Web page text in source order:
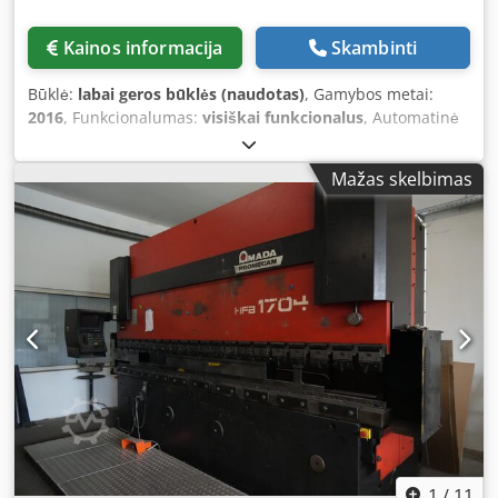
funkcijų yra įtraukti į komplektaciją. Lenkimo presas buvo
reguliariai prižiūrimas ir tinkamai aptarnautas. Visos
priežiūros, saugos patikrinimai (UVV), hidraulinio aliejaus
keitimas ir kiti priežiūros darbai buvo dokumentuoti. Yra
naudojimo instrukcija ir priežiūros dokumentai. Šiuo metu
mašina vis dar naudojama gamybos procese, ir ją galima
apžiūrėti po susitarimo. Techniniai duomenys:
·Gamintojas: AMADA ·Tipas: HFE 3L 2204L „Long Stroke“
·Pagamintas: 2015 m. gruodį (2016 m. modelis) ·Spaudimo
jėga: 220 t (2 200 kN) ·Lenkimo ilgis: 4280 mm ·Atstumas
tarp stulpų: 3760 mm ·Išsikišimas: 420 mm ·Eiga: 350 mm
(„Long Stroke“) ·Atidarymas: 620 mm ·Stalo plotis: 180 mm
·CNC ašys: 8 (Y1, Y2, X1, X2, R1, R2, Z1, Z2) ·Valdymo
sistema: AMADA AMNC 3i Multi Media ·Mašinos svoris:
apie 18 000 kg ·Prisijungimo galia: 25,5 kW ·Darbinė
įtampa: 400 V / 50 Hz Šis AMADA HFE 3L 2204L apjungia
pažangiausias CNC technologijas, didelį tikslumą ir platų
aukštos kokybės įrangos komplektą. Dėl puikios jo būklės,
dokumentuotos priežiūros istorijos ir galingos „Long
Stroke“ konstrukcijos, tai yra puiki investicija įmonėms,
Kainos informacija Skambinti
Būklė: labai geros būklės (naudotas), Gamybos metai:
2016, Funkcionalumas: visiškai funkcionalus, Automatinė
juostinė pjūklinė AMADA HFA 400 W (pagaminta 2016 m.)
Pjovimo galimybės: Apvalus skersmuo – 420 mm
Kvadratinis – 400 x 400 mm Padavimas – 5–470 mm
Daugybinis padavimas – iki 9999 mm Dcsdpfx Apezrz
Ahonek Skiedrų šalinimo įrenginys Variklio galia – 5,5 kW
Pjūklo ašmenų greitis – 15–90 m/min., reguliuojamas be
pakopų Skaičiuotuvas Svoris – 2200 kg *Pjūklas yra labai
geroje būklėje ir puikiai veikia*
Mažas skelbimas